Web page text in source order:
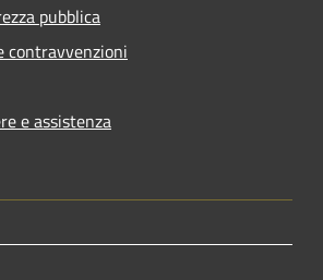
pubblica
contravvenzioni
e assistenza